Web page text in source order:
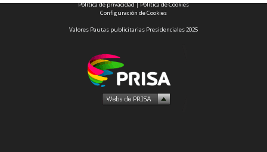
Política de privacidad|Política de Cookies
Configuración de Cookies
Valores Pautas publicitarias Presidenciales 2025